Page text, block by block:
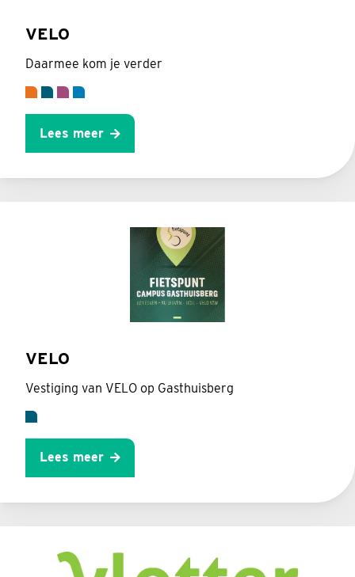
VELO
Daarmee kom je verder
Lees meer
VELO
Vestiging van VELO op Gasthuisberg
Lees meer